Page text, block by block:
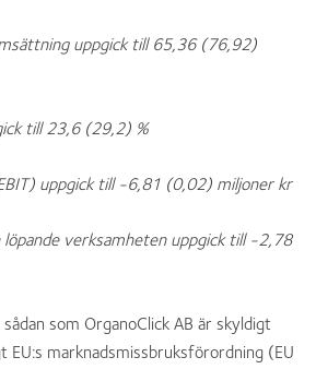
uppgick till 65,36 (76,92)
till 23,6 (29,2) %
uppgick till -6,81 (0,02) miljoner kr
löpande verksamheten uppgick till -2,78
som OrganoClick AB är skyldigt
marknadsmissbruksförordning (EU